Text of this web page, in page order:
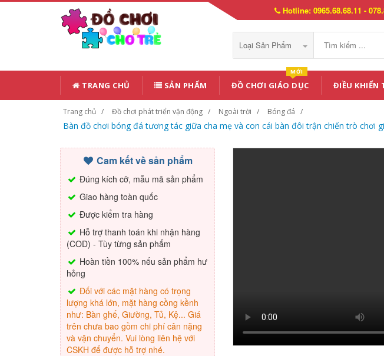
Hotline: 0965.68.68.11 -
Loại Sản Phẩm
TRANG CHỦ SẢN PHẨM ĐỒ CHƠI GIÁO DỤC
MỚI
ĐIỀU KHIỂN
Trang chủ Đồ chơi phát triển vận động Ngoài trời Bóng đá
Bàn đồ chơi bóng đá tương tác giữa cha mẹ và con cái bàn đôi trận chiến trò
Cam kết về sản phẩm
Đúng kích cỡ, mẫu mã sản phẩm
Giao hàng toàn quốc
Được kiểm tra hàng
Hỗ trợ thanh toán khi nhận hàng
(COD) - Tùy từng sản phẩm
Hoàn tiền 100% nếu sản phẩm hư
hỏng
Đối với các mặt hàng có trọng
lượng khá lớn, mặt hàng cồng kềnh
như: Bàn ghế, Giường, Tủ, Kệ... Giá
trên chưa bao gồm chi phí cân nặng
và vận chuyển. Vui lòng liên hệ với
CSKH để được hỗ trợ nhé.